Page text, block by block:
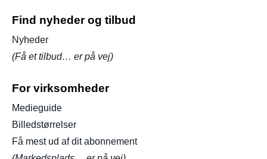
Find nyheder og tilbud
Nyheder
(Få et tilbud… er på vej)
For virksomheder
Medieguide
Billedstørrelser
Få mest ud af dit abonnement